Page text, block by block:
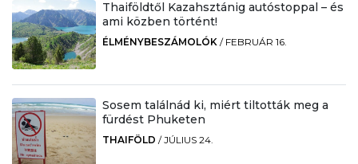
Thaiföldtől Kazahsztánig autóstoppal – és
ami közben történt!
ÉLMÉNYBESZÁMOLÓK / FEBRUÁR 16.
Sosem találnád ki, miért tiltották meg a
fürdést Phuketen
THAIFÖLD /JÚLIUS 24.